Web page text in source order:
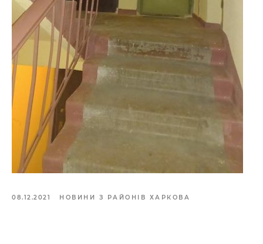
08.12.2021 НОВИНИ З РАЙОНІВ ХАРКОВА